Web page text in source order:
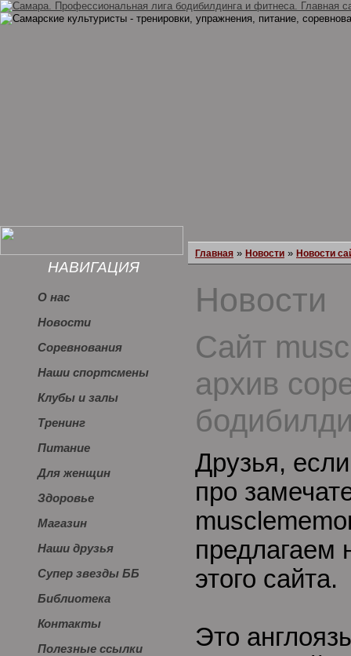
НАВИГАЦИЯ
О нас
Новости
Соревнования
Наши спортсмены
Клубы и залы
Тренинг
Питание
Для женщин
Здоровье
Магазин
Наши друзья
Супер звезды ББ
Библиотека
Контакты
Полезные ссылки
Главная » Новости » Новости
Новости
Сайт
архив
Друзья,
про
предлагаем
этого сайта.
Это